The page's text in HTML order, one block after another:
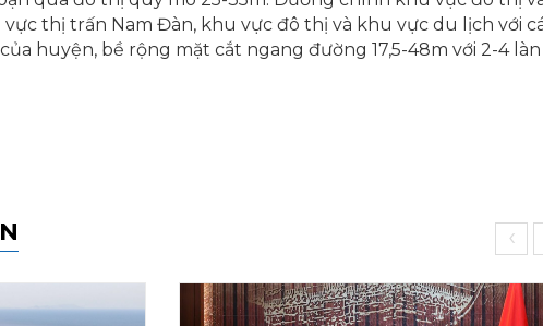
thị trấn Nam Đàn, khu vực đô thị và khu vực du lịch với
huyện, bề rộng mặt cắt ngang đường 17,5-48m với 2-4 làn
‹